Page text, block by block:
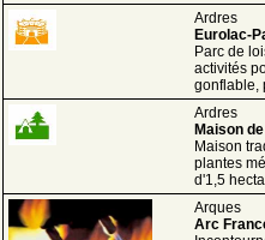
Ardres
Eurolac-
Parc de
activités
gonflable,
Ardres
Maison
Maison
plantes
d'1,5
Arques
Arc